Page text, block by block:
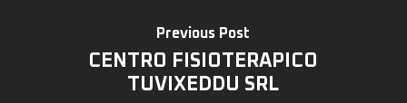
Previous Post
CENTRO FISIOTERAPICO
TUVIXEDDU SRL